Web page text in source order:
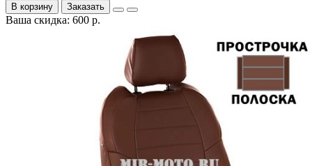
В корзину Заказать
Ваша скидка: 600 р.